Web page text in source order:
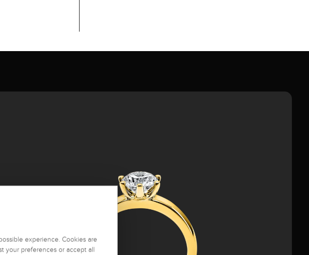
experience. Cookies are
your preferences or accept all